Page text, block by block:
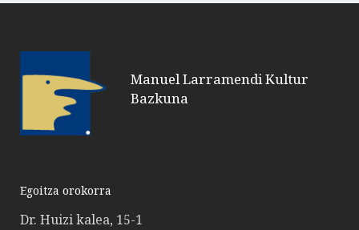
Manuel Larramendi Kultur
Bazkuna
Egoitza orokorra
Dr. Huizi kalea, 15-1